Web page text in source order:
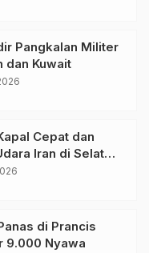
Pangkalan Militer
dan Kuwait
Cepat dan
Iran di Selat
di Prancis
9.000 Nyawa